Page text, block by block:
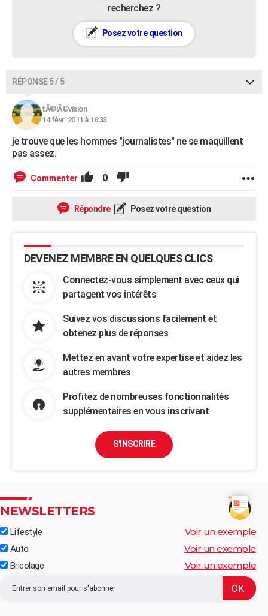
recherchez ?
Posez votre question
RÉPONSE 5 / 5
tÃ©lÃ©vision
14 févr. 2011 à 16:33
je trouve que les hommes "journalistes" ne se maquillent
pas assez.
Commenter 0
Répondre Posez votre question
DEVENEZ MEMBRE EN QUELQUES CLICS
Connectez-vous simplement avec ceux qui
partagent vos intérêts
Suivez vos discussions facilement et
obtenez plus de réponses
Mettez en avant votre expertise et aidez les
autres membres
Profitez de nombreuses fonctionnalités
supplémentaires en vous inscrivant
S'INSCRIRE
NEWSLETTERS
Lifestyle Voir un exemple
Auto Voir un exemple
Bricolage Voir un exemple